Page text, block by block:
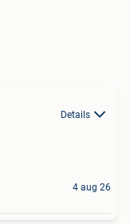
Details
4 aug 26